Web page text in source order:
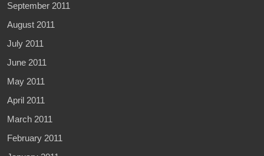
September 2011
August 2011
July 2011
June 2011
May 2011
April 2011
March 2011
February 2011